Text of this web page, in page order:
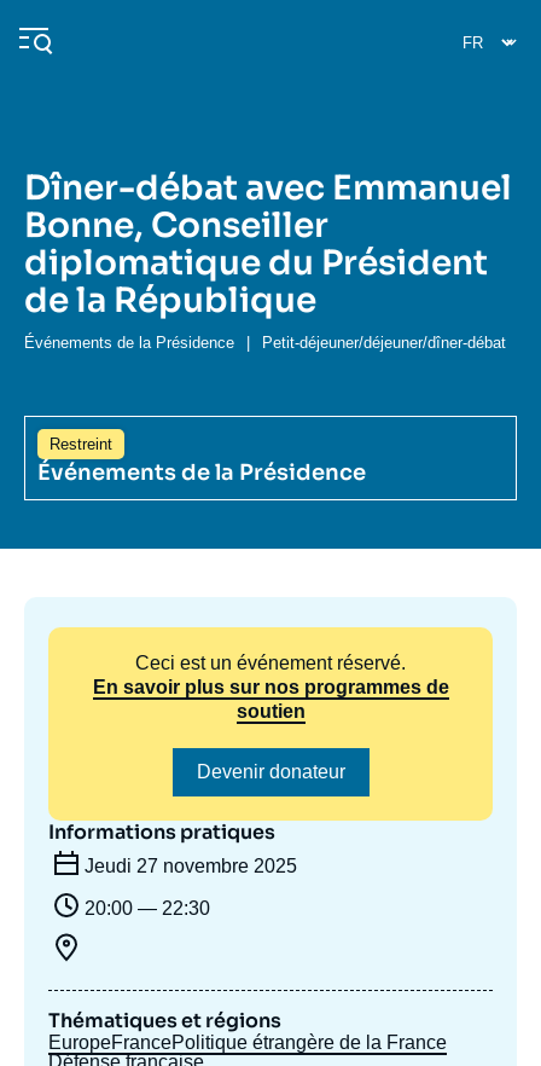
au
contenu
Navigation
principale
L'Ifri
Analyses
Événements
Se connecter
L'Ifri en bref
Dîner-débat avec Emmanuel
Bonne, Conseiller
diplomatique du Président
de la République
Événements de la Présidence Petit-déjeuner/déjeuner/dîner-débat
Restreint
Événements de la Présidence
Image
Informations pratiques
Jeudi 27 novembre 2025
20:00 — 22:30
Thématiques et régions
EuropeFrancePolitique étrangère de la France
Défense française
Ceci est un événement réservé.
En savoir plus sur nos programmes de
soutien
Devenir donateur